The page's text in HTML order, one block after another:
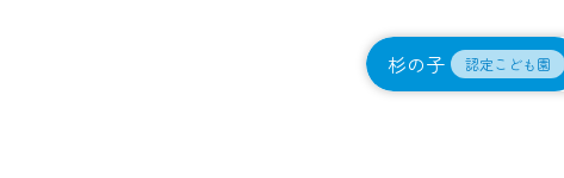
杉の子 認定こども園